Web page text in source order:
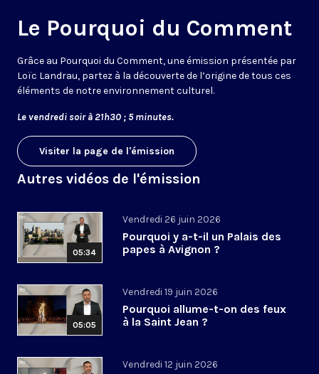
Le Pourquoi du Comment
Grâce au Pourquoi du Comment, une émission présentée par
Loïc Landrau, partez à la découverte de l’origine de tous ces
éléments de notre environnement culturel.
Le vendredi soir à 21h30 ; 5 minutes.
Visiter la page de l'émission
Autres vidéos de l'émission
05:34
Vendredi 26 juin 2026
Pourquoi y a-t-il un Palais des
papes à Avignon ?
05:05
Vendredi 19 juin 2026
Pourquoi allume-t-on des feux
à la Saint Jean ?
Vendredi 12 juin 2026